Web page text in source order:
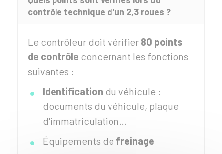
contrôle technique d'un 2,3 roues ?
Le contrôleur doit vérifier 80 points
de contrôle concernant les fonctions
suivantes :
Identification du véhicule :
documents du véhicule, plaque
d'immatriculation…
Équipements de freinage